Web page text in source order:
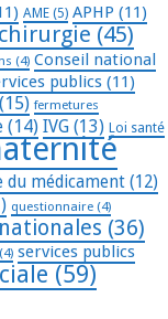
AME (5) APHP (11)
chirurgie (45)
(4) Conseil national
publics (11)
(15) fermetures
(14) IVG (13) Loi santé
du médicament (12)
questionnaire (4)
(36)
(4) services publics
(59)